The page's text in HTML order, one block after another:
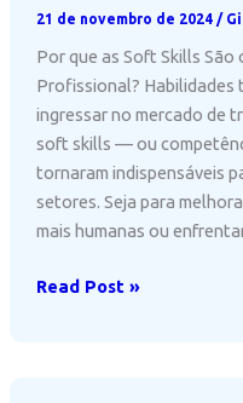
21 de novembro de 2024 /
Por que as Soft Skills
Profissional? Habilidades
ingressar no mercado de
soft skills — ou
tornaram indispensáveis
setores. Seja para
mais humanas ou
A
Read Post »